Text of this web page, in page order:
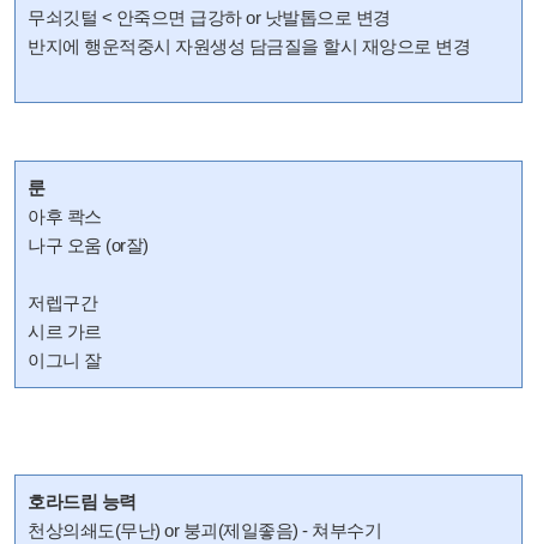
무쇠깃털 < 안죽으면 급강하 or 낫발톱으로 변경
반지에 행운적중시 자원생성 담금질을 할시 재앙으로 변경
룬
아후 콱스
나구 오움 (or잘)
저렙구간
시르 가르
이그니 잘
호라드림 능력
천상의쇄도(무난) or 붕괴(제일좋음) - 쳐부수기